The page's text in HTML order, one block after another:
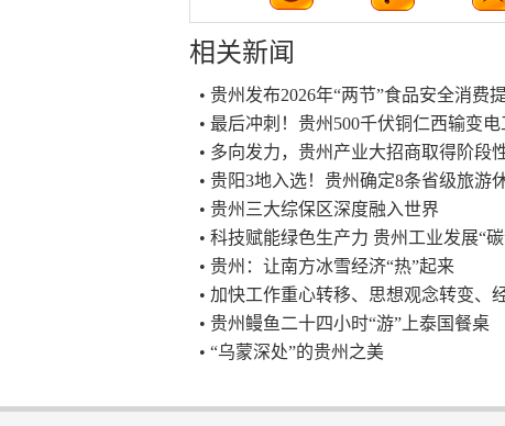
相关新闻
• 贵州发布2026年“两节”食品安全消费
• 最后冲刺！贵州500千伏铜仁西输变
• 多向发力，贵州产业大招商取得阶段
• 贵阳3地入选！贵州确定8条省级旅游
• 贵州三大综保区深度融入世界
• 科技赋能绿色生产力 贵州工业发展“
• 贵州：让南方冰雪经济“热”起来
• 加快工作重心转移、思想观念转变、
• 贵州鳗鱼二十四小时“游”上泰国餐桌
• “乌蒙深处”的贵州之美